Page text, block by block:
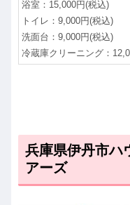
浴室：15,000円(税込)
トイレ：9,000円(税込)
洗面台：9,000円(税込)
冷蔵庫クリーニング：
兵庫県伊丹市ハ
アーズ